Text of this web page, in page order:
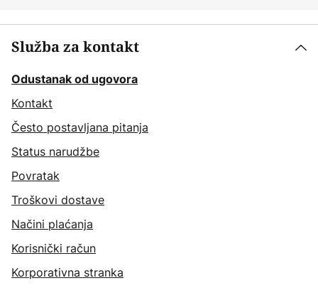
Služba za kontakt
Odustanak od ugovora
Kontakt
Često postavljana pitanja
Status narudžbe
Povratak
Troškovi dostave
Načini plaćanja
Korisnički račun
Korporativna stranka